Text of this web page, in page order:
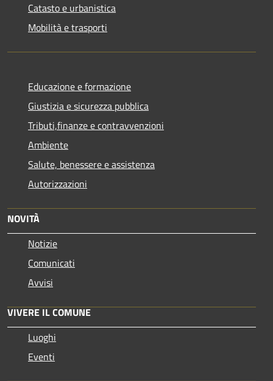
Catasto e urbanistica
Mobilità e trasporti
Educazione e formazione
Giustizia e sicurezza pubblica
Tributi,finanze e contravvenzioni
Ambiente
Salute, benessere e assistenza
Autorizzazioni
NOVITÀ
Notizie
Comunicati
Avvisi
VIVERE IL COMUNE
Luoghi
Eventi